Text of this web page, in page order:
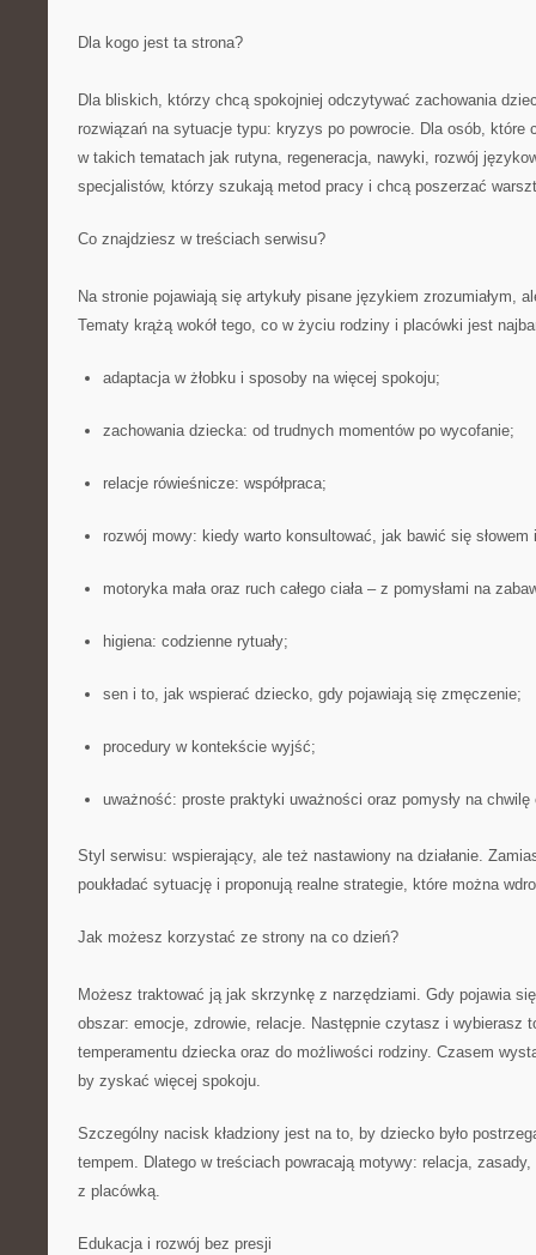
Dla kogo jest ta strona?
Dla bliskich, którzy chcą spokojniej odczytywać zachowania
rozwiązań na sytuacje typu: kryzys po powrocie. Dla osób, które
w takich tematach jak rutyna, regeneracja, nawyki, rozwój
specjalistów, którzy szukają metod pracy i chcą poszerzać
Co znajdziesz w treściach serwisu?
Na stronie pojawiają się artykuły pisane językiem zrozumiałym,
Tematy krążą wokół tego, co w życiu rodziny i placówki jest
adaptacja w żłobku i sposoby na więcej spokoju;
zachowania dziecka: od trudnych momentów po wycofanie;
relacje rówieśnicze: współpraca;
rozwój mowy: kiedy warto konsultować, jak bawić się słowem
motoryka mała oraz ruch całego ciała – z pomysłami na
higiena: codzienne rytuały;
sen i to, jak wspierać dziecko, gdy pojawiają się zmęczenie;
procedury w kontekście wyjść;
uważność: proste praktyki uważności oraz pomysły na chwilę
Styl serwisu: wspierający, ale też nastawiony na działanie.
poukładać sytuację i proponują realne strategie, które można
Jak możesz korzystać ze strony na co dzień?
Możesz traktować ją jak skrzynkę z narzędziami. Gdy pojawia
obszar: emocje, zdrowie, relacje. Następnie czytasz i wybierasz
temperamentu dziecka oraz do możliwości rodziny. Czasem
by zyskać więcej spokoju.
Szczególny nacisk kładziony jest na to, by dziecko było
tempem. Dlatego w treściach powracają motywy: relacja, zasady,
z placówką.
Edukacja i rozwój bez presji